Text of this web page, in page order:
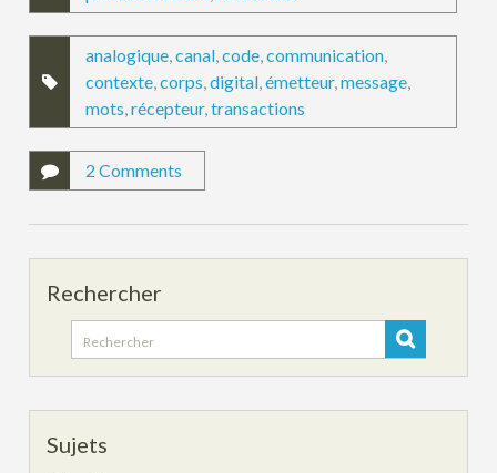
analogique,canal,code,communication,
contexte,corps,digital,émetteur,message,
mots,récepteur,transactions
2 Comments
Rechercher
Search
for:
Sujets